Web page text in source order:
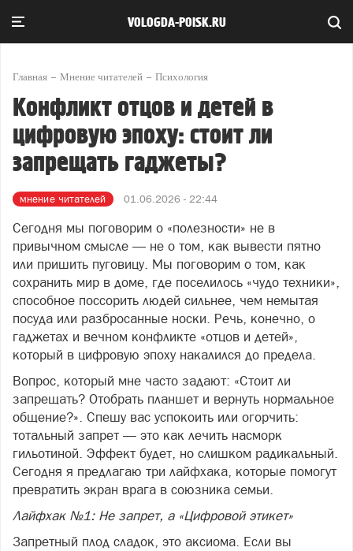
VOLOGDA-POISK.RU
Главная Мнение читателей Психология
Конфликт отцов и детей в
цифровую эпоху: стоит ли
запрещать гаджеты?
мнение читателей 01.06.2026 - 22:44
Сегодня мы поговорим о «полезности» не в
привычном смысле — не о том, как вывести пятно
или пришить пуговицу. Мы поговорим о том, как
сохранить мир в доме, где поселилось «чудо техники»,
способное поссорить людей сильнее, чем немытая
посуда или разбросанные носки. Речь, конечно, о
гаджетах и вечном конфликте «отцов и детей»,
который в цифровую эпоху накалился до предела.
Вопрос, который мне часто задают: «Стоит ли
запрещать? Отобрать планшет и вернуть нормальное
общение?». Спешу вас успокоить или огорчить:
тотальный запрет — это как лечить насморк
гильотиной. Эффект будет, но слишком радикальный.
Сегодня я предлагаю три лайфхака, которые помогут
превратить экран врага в союзника семьи.
Лайфхак №1: Не запрет, а «Цифровой этикет»
Запретный плод сладок, это аксиома. Если вы